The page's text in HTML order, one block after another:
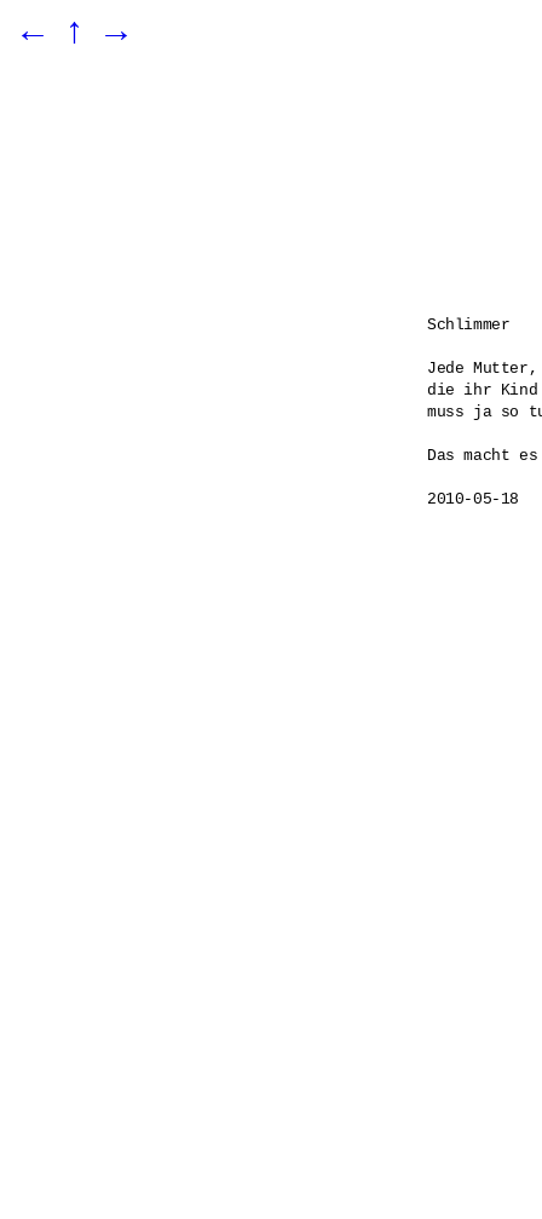
← ↑ →
Schlimmer
Jede
die ihr
muss ja so
Das macht
2010-05-18